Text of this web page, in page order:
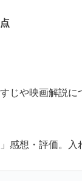
じや映画解説に
感想・評価。入